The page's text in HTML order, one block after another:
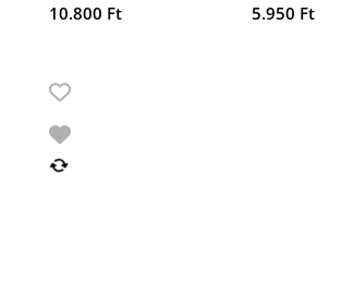
10.800 Ft 5.950 Ft